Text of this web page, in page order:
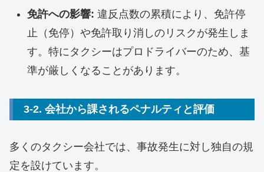
免許への影響: 違反点数の累積により、免許停
止（免停）や免許取り消しのリスクが発生しま
す。特にタクシーはプロドライバーのため、基
準が厳しくなることがあります。
3-2. 会社から課されるペナルティと評価
多くのタクシー会社では、事故発生に対し独自の規
定を設けています。